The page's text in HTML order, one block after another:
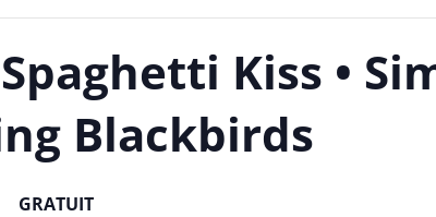
Kiss •
Blackbirds
GRATUIT